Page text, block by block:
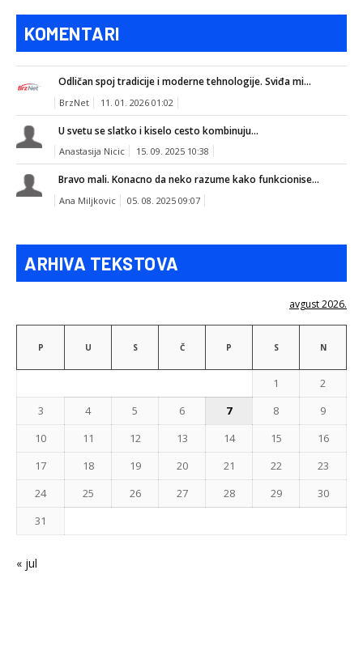
KOMENTARI
Odličan spoj tradicije i moderne tehnologije. Sviđa mi...
BrzNet 11. 01. 2026 01:02
U svetu se slatko i kiselo cesto kombinuju...
Anastasija Nicic 15. 09. 2025 10:38
Bravo mali. Konacno da neko razume kako funkcionise...
Ana Miljkovic 05. 08. 2025 09:07
ARHIVA TEKSTOVA
avgust 2026.
P U S Č P S N
1
2
3
4 5 6 7 8
9
10
11 12 13 14 15
16
17
18 19 20 21 22
23
24
25 26 27 28 29
30
31
« jul